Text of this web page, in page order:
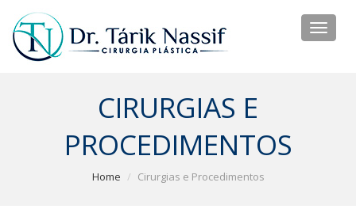
CIRURGIAS E
PROCEDIMENTOS
Home Cirurgias e Procedimentos